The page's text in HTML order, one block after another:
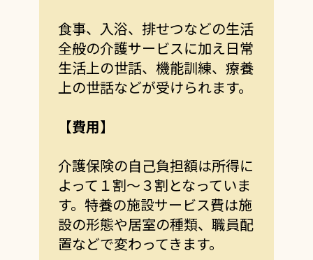
食事、入浴、排せつなどの生活
全般の介護サービスに加え日常
生活上の世話、機能訓練、療養
上の世話などが受けられます。
【費用】
介護保険の自己負担額は所得に
よって１割～３割となっていま
す。 特養の施設サービス費は施
設の形態や居室の種類、職員配
置などで変わってきます。